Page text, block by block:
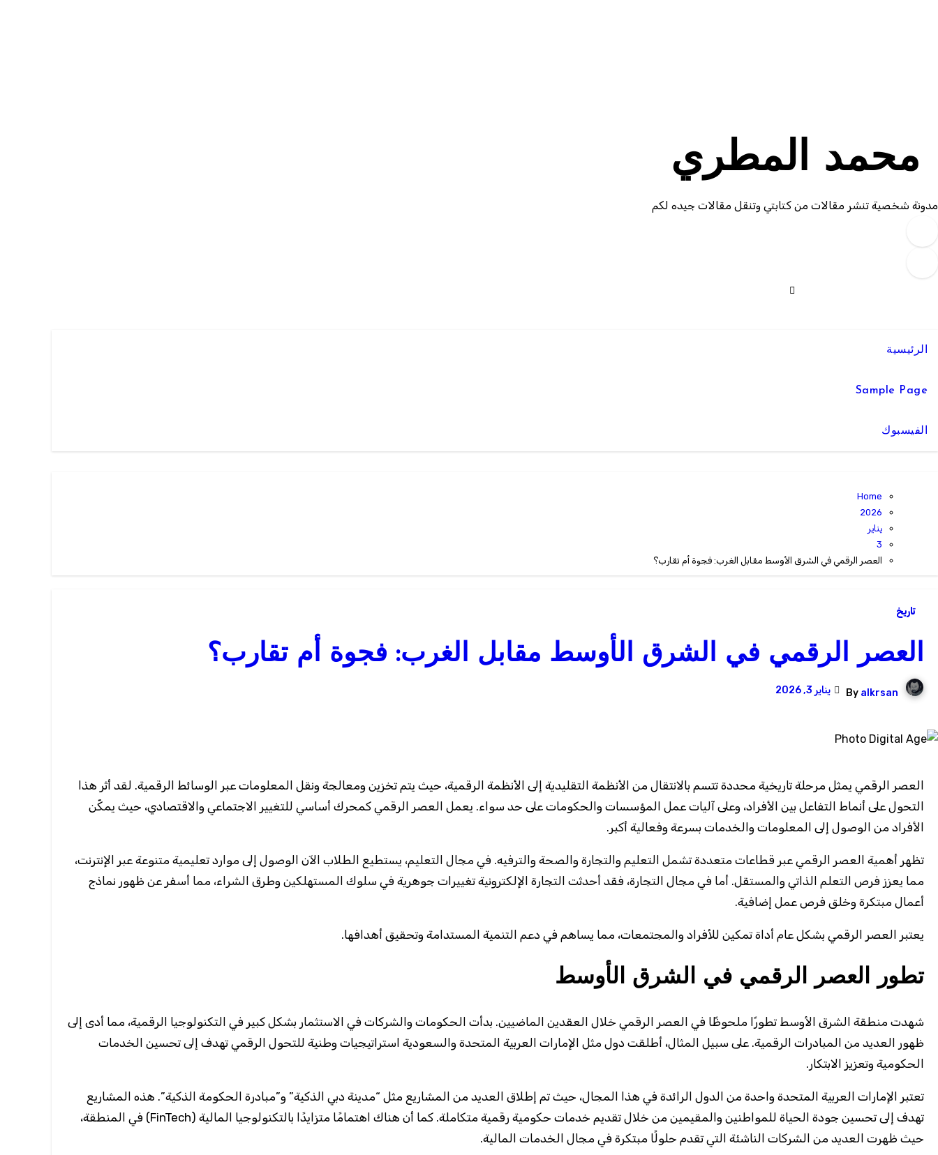
محمد المطري
مدونة شخصية تنشر مقالات من كتابتي وتنقل مقالات جيده لكم
الرئيسية
Sample Page
الفيسبوك
Home
2026
يناير
3
العصر الرقمي في الشرق الأوسط مقابل الغرب: فجوة أم تقارب؟
تاريخ
العصر الرقمي في الشرق الأوسط مقابل الغرب: فجوة أم تقارب؟
By alkrsan يناير 3, 2026
التحول على أنماط التفاعل بين الأفراد، وعلى آليات عمل المؤسسات والحكومات على حد سواء. يعمل العصر الرقمي كمحرك أساسي للتغيير الاجتماعي والاقتصادي، حيث يمكّن
الأفراد من الوصول إلى المعلومات والخدمات بسرعة وفعالية أكبر.
تظهر أهمية العصر الرقمي عبر قطاعات متعددة تشمل التعليم والتجارة والصحة والترفيه. في مجال التعليم، يستطيع الطلاب الآن الوصول إلى موارد تعليمية متنوعة عبر الإنترنت،
مما يعزز فرص التعلم الذاتي والمستقل. أما في مجال التجارة، فقد أحدثت التجارة الإلكترونية تغييرات جوهرية في سلوك المستهلكين وطرق الشراء، مما أسفر عن ظهور نماذج
أعمال مبتكرة وخلق فرص عمل إضافية.
يعتبر العصر الرقمي بشكل عام أداة تمكين للأفراد والمجتمعات، مما يساهم في دعم التنمية المستدامة وتحقيق أهدافها.
تطور العصر الرقمي في الشرق الأوسط
شهدت منطقة الشرق الأوسط تطورًا ملحوظًا في العصر الرقمي خلال العقدين الماضيين. بدأت الحكومات والشركات في الاستثمار بشكل كبير في التكنولوجيا الرقمية، مما أدى إلى
ظهور العديد من المبادرات الرقمية. على سبيل المثال، أطلقت دول مثل الإمارات العربية المتحدة والسعودية استراتيجيات وطنية للتحول الرقمي تهدف إلى تحسين الخدمات
الحكومية وتعزيز الابتكار.
تعتبر الإمارات العربية المتحدة واحدة من الدول الرائدة في هذا المجال، حيث تم إطلاق العديد من المشاريع مثل “مدينة دبي الذكية” و”مبادرة الحكومة الذكية”. هذه المشاريع
تهدف إلى تحسين جودة الحياة للمواطنين والمقيمين من خلال تقديم خدمات حكومية رقمية متكاملة. كما أن هناك اهتمامًا متزايدًا بالتكنولوجيا المالية (FinTech) في المنطقة،
حيث ظهرت العديد من الشركات الناشئة التي تقدم حلولًا مبتكرة في مجال الخدمات المالية.